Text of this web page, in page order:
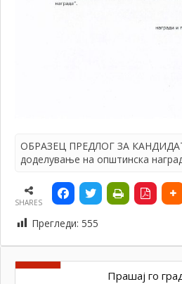
ОБРАЗЕЦ ПРЕДЛОГ ЗА
доделување на општинска
SHARES
Прегледи: 555
Прашај го